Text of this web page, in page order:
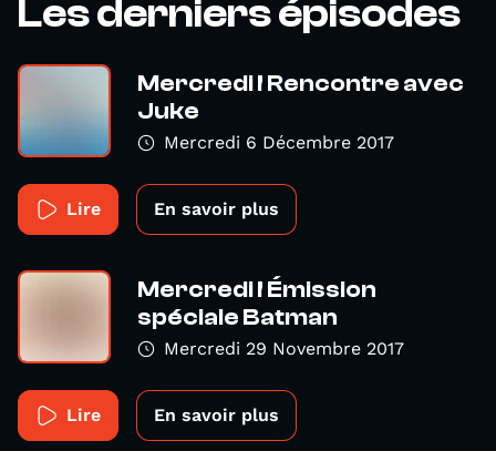
Les derniers épisodes
Mercredi ! Rencontre avec
Juke
Mercredi 6 Décembre 2017
Lire En savoir plus
Mercredi ! Émission
spéciale Batman
Mercredi 29 Novembre 2017
Lire En savoir plus